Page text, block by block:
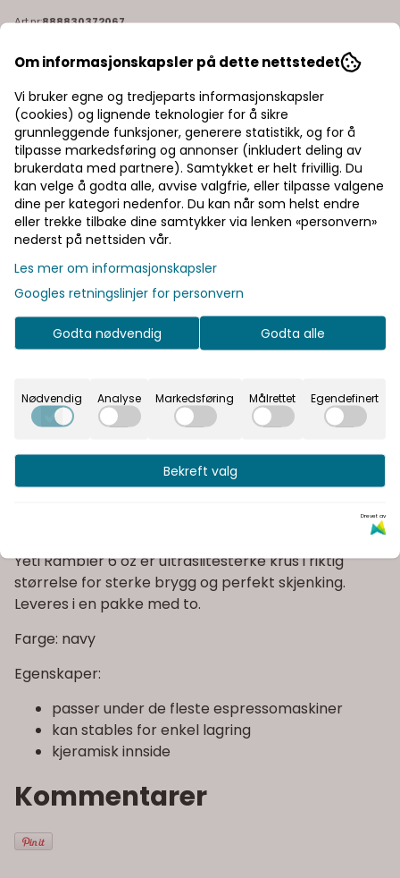
Art.nr:888830372067
Yeti Rambler 6 oz er ultraslitesterke krus i riktig størrelse for
sterke brygg og perfekt skjenking. Leveres i en pakke med
espressomaskiner kan stables for enkel lagring kjeramisk
innside
Les mer
499,-
Velg størrelse
Legg i handlekurv
Fast fraktpris
Kvalitetsprodukter
Yeti Rambler 6 oz er ultraslitesterke krus i riktig
størrelse for sterke brygg og perfekt skjenking.
Leveres i en pakke med to.
Farge: navy
Egenskaper:
passer under de fleste espressomaskiner
kan stables for enkel lagring
kjeramisk innside
Kommentarer
Om informasjonskapsler på dette nettstedet
Vi bruker egne og tredjeparts informasjonskapsler
(cookies) og lignende teknologier for å sikre
grunnleggende funksjoner, generere statistikk, og for å
tilpasse markedsføring og annonser (inkludert deling av
brukerdata med partnere). Samtykket er helt frivillig. Du
kan velge å godta alle, avvise valgfrie, eller tilpasse valgene
dine per kategori nedenfor. Du kan når som helst endre
eller trekke tilbake dine samtykker via lenken «personvern»
nederst på nettsiden vår.
Les mer om informasjonskapsler
Googles retningslinjer for personvern
Godta nødvendig Godta alle
Nødvendig Analyse Markedsføring Målrettet Egendefinert
Bekreft valg
Drevet av